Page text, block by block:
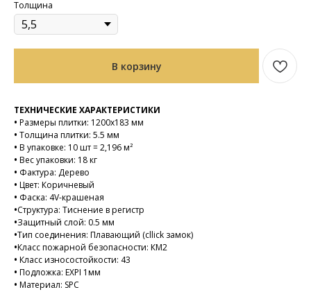
Толщина
В корзину
ТЕХНИЧЕСКИЕ ХАРАКТЕРИСТИКИ
• Размеры плитки: 1200х183 мм
• Толщина плитки: 5.5 мм
• В упаковке: 10 шт = 2,196 м²
• Вес упаковки: 18 кг
• Фактура: Дерево
• Цвет: Коричневый
• Фаска: 4V-крашеная
•Структура: Тиснение в регистр
•Защитный слой: 0.5 мм
•Тип соединения: Плавающий (cllick замок)
•Класс пожарной безопасности: КМ2
• Класс износостойкости: 43
• Подложка: EXPI 1мм
• Материал: SPC